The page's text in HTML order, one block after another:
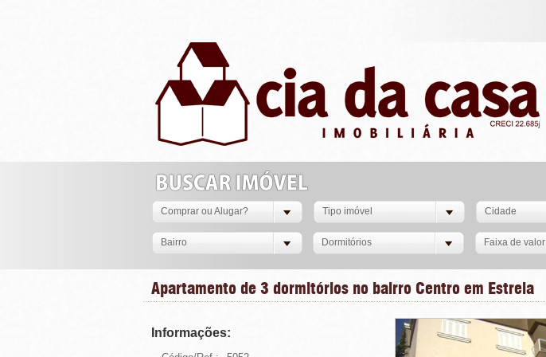
Comprar ou Alugar? Tipo imóvel Cidade
Bairro Dormitórios Faixa de valor
Apartamento de 3 dormitórios no bairro Centro em Estrela
Informações: